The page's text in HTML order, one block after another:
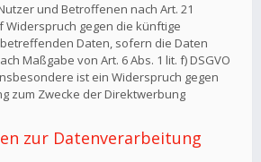
und Betroffenen nach Art. 21
Widerspruch gegen die künftige
Daten, sofern die Daten
Maßgabe von Art. 6 Abs. 1 lit. f) DSGVO
ist ein Widerspruch gegen
zum Zwecke der Direktwerbung
zur Datenverarbeitung